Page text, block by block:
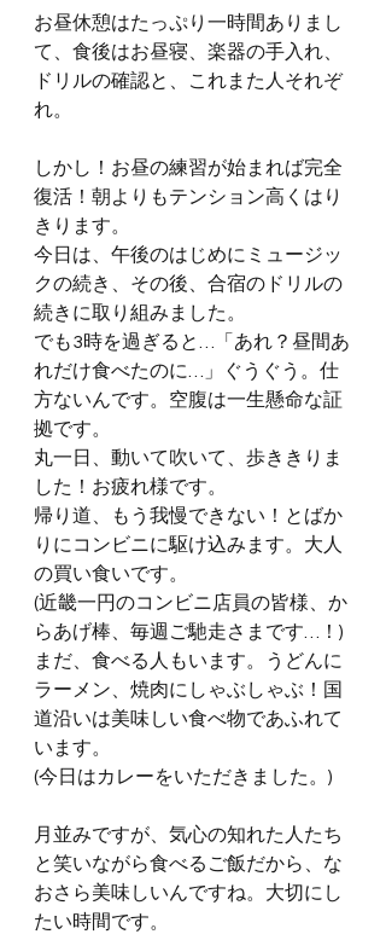
お昼休憩はたっぷり一時間ありまし
て、食後はお昼寝、楽器の手入れ、
ドリルの確認と、これまた人それぞ
れ。
しかし！お昼の練習が始まれば完全
復活！朝よりもテンション高くはり
きります。
今日は、午後のはじめにミュージッ
クの続き、その後、合宿のドリルの
続きに取り組みました。
でも3時を過ぎると…「あれ？昼間あ
れだけ食べたのに…」ぐうぐう。仕
方ないんです。空腹は一生懸命な証
拠です。
丸一日、動いて吹いて、歩ききりま
した！お疲れ様です。
帰り道、もう我慢できない！とばか
りにコンビニに駆け込みます。大人
の買い食いです。
(近畿一円のコンビニ店員の皆様、か
らあげ棒、毎週ご馳走さまです…！)
まだ、食べる人もいます。うどんに
ラーメン、焼肉にしゃぶしゃぶ！国
道沿いは美味しい食べ物であふれて
います。
(今日はカレーをいただきました。)
月並みですが、気心の知れた人たち
と笑いながら食べるご飯だから、な
おさら美味しいんですね。大切にし
たい時間です。